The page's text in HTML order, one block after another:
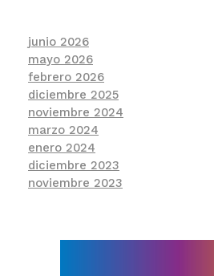
junio 2026
mayo 2026
febrero 2026
diciembre 2025
noviembre 2024
marzo 2024
enero 2024
diciembre 2023
noviembre 2023